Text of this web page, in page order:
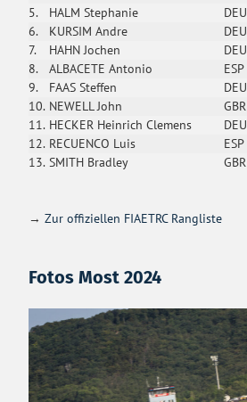
5.
HALM Stephanie DEU
6.
KURSIM Andre DEU
7.
HAHN Jochen DEU
8.
ALBACETE Antonio ESP
9.
FAAS Steffen DEU
10. NEWELL John GBR
11. HECKER Heinrich Clemens DEU
12. RECUENCO Luis ESP
13. SMITH Bradley GBR
→Zur offiziellen FIAETRC Rangliste
Fotos Most 2024